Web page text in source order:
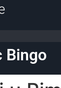
Bingo